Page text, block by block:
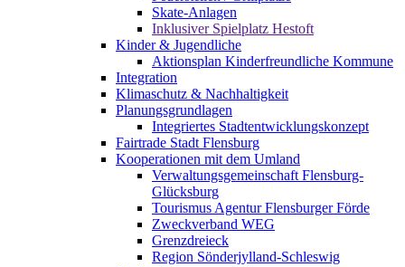
Skate-Anlagen
Inklusiver Spielplatz Hestoft
Kinder & Jugendliche
Aktionsplan Kinderfreundliche Kommune
Integration
Klimaschutz & Nachhaltigkeit
Planungsgrundlagen
Integriertes Stadtentwicklungskonzept
Fairtrade Stadt Flensburg
Kooperationen mit dem Umland
Verwaltungsgemeinschaft Flensburg-
Glücksburg
Tourismus Agentur Flensburger Förde
Zweckverband WEG
Grenzdreieck
Region Sönderjylland-Schleswig